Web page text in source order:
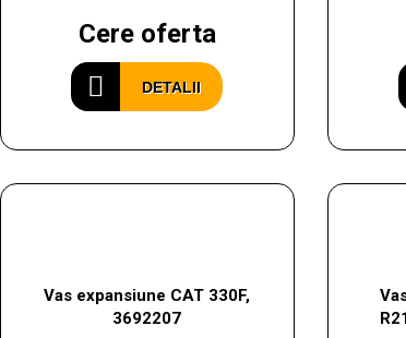
Cere oferta
DETALII
Vas expansiune CAT 330F,
3692207